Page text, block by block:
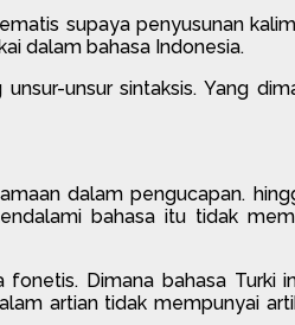
supaya penyusunan
dalam bahasa Indonesia.
unsur sintaksis. Yang
dalam pengucapan.
bahasa itu tidak
Dimana bahasa
artian tidak mempunyai